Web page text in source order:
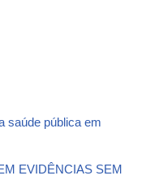
saúde pública em
EVIDÊNCIAS SEM